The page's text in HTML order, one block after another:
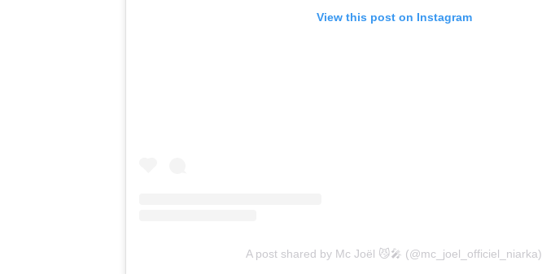
View this post on Instagram
A post shared by Mc Joël 😼🎤 (@mc_joel_officiel_niarka)